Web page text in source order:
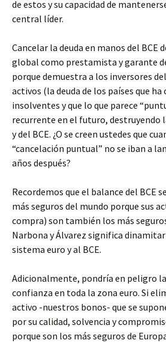
de estos y su capacidad de
central líder.
Cancelar la deuda en manos del BCE
global como prestamista y garante
porque demuestra a los inversores
activos (la deuda de los países que
insolventes y que lo que parece
recurrente en el futuro, destruyendo
y del BCE. ¿O se creen ustedes que
“cancelación puntual” no se iban a
años después?
Recordemos que el balance del BCE
más seguros del mundo porque sus
compra) son también los más
Narbona y Álvarez significa
sistema euro y al BCE.
Adicionalmente, pondría en peligro
confianza en toda la zona euro. Si
activo -nuestros bonos- que se
por su calidad, solvencia y
porque son los más seguros de